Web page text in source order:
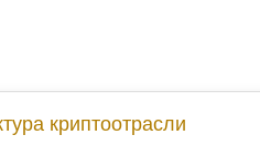
криптоотрасли